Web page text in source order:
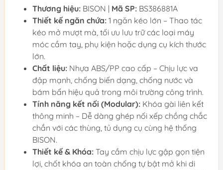
Thương hiệu: BISON | Mã SP: BS386881A
Thiết kế ngăn chứa: 1 ngăn kéo lớn – Thao tác
kéo mở mượt mà, tối ưu lưu trữ các loại máy
móc cầm tay, phụ kiện hoặc dụng cụ kích thước
lớn.
Chất liệu: Nhựa ABS/PP cao cấp – Chịu lực va
đập mạnh, chống biến dạng, chống nước và
bám bẩn hiệu quả trong môi trường công trình.
Tính năng kết nối (Modular): Khóa gài liên kết
thông minh – Dễ dàng ghép nối xếp chồng chắc
chắn với các thùng, tủ dụng cụ cùng hệ thống
BISON.
Thiết kế & Khóa: Tay cầm chịu lực gập gọn tiện
lợi, chốt khóa an toàn chống tự bật mở khi di